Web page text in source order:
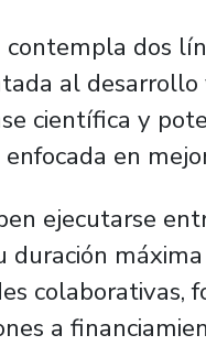
contempla dos
al
científica y
enfocada en
ejecutarse
duración
colaborativas,
a